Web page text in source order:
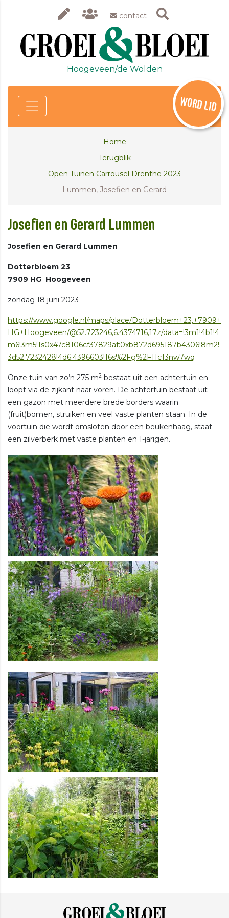
contact
Hoogeveen/de Wolden
WORD LID
Home
Terugblik
Open Tuinen Carrousel Drenthe 2023
Lummen, Josefien en Gerard
Josefien en Gerard Lummen
Josefien en Gerard Lummen
Dotterbloem 23
7909 HG Hoogeveen
zondag 18 juni 2023
https://www.google.nl/maps/place/Dotterbloem+23,+7909+
HG+Hoogeveen/@52.723246,6.4374716,17z/data=!3m1!4b1!4
m6!3m5!1s0x47c8106cf37829af:0xb872d695187b4306!8m2!
3d52.7232428!4d6.4396603!16s%2Fg%2F11c13nw7wq
Onze tuin van zo’n 275 m2 bestaat uit een achtertuin en
loopt via de zijkant naar voren. De achtertuin bestaat uit
een gazon met meerdere brede borders waarin
(fruit)bomen, struiken en veel vaste planten staan. In de
voortuin die wordt omsloten door een beukenhaag, staat
een zilverberk met vaste planten en 1-jarigen.